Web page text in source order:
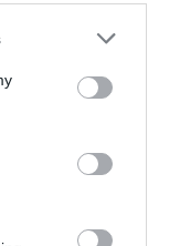
or more Google
You may click to
party tags to
in below Google
το
κατά